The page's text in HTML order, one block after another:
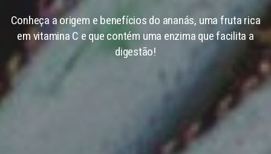
Conheça a origem e benefícios do ananás, uma fruta rica
em vitamina C e que contém uma enzima que facilita a
digestão!